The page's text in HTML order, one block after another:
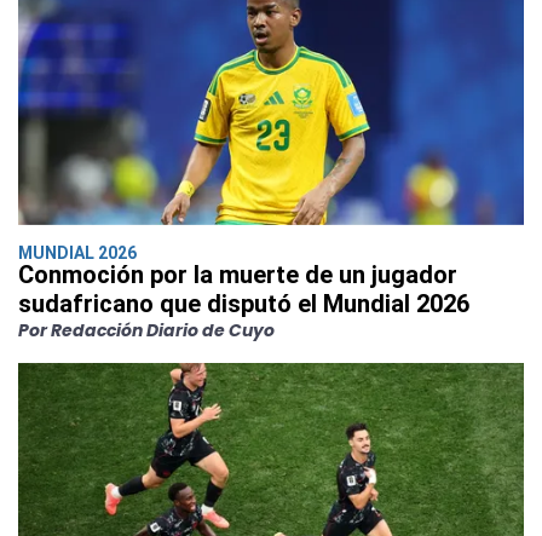
MUNDIAL 2026
Conmoción por la muerte de un jugador
sudafricano que disputó el Mundial 2026
Por Redacción Diario de Cuyo